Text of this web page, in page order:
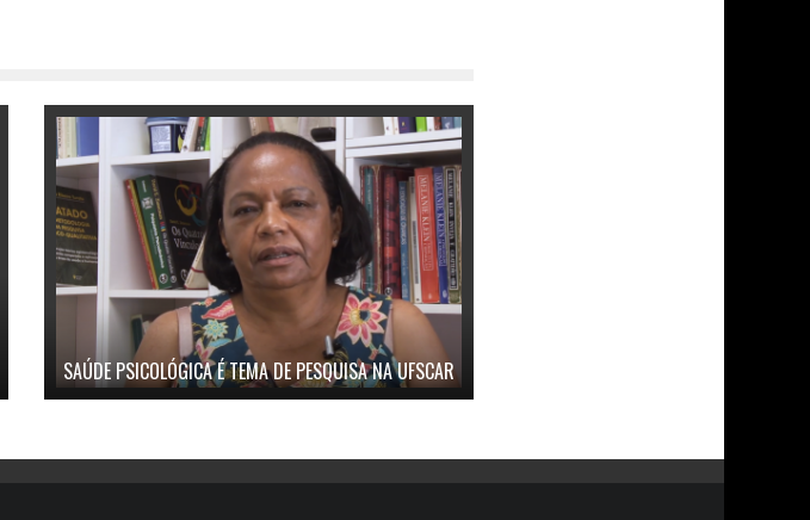
SAÚDE PSICOLÓGICA É TEMA DE PESQUISA NA UFSCAR